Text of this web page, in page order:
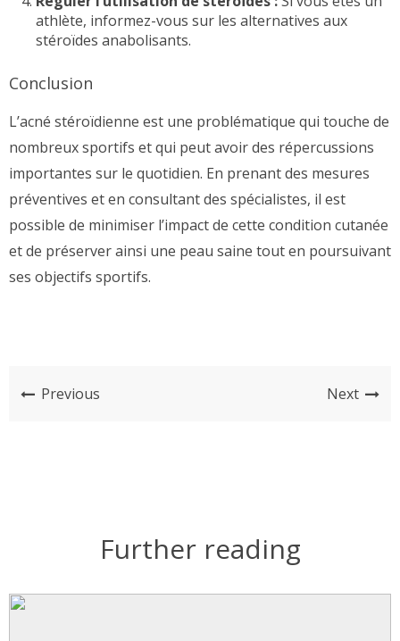
athlète, informez-vous sur les alternatives aux
stéroïdes anabolisants.
Conclusion
L’acné stéroïdienne est une problématique qui touche de
nombreux sportifs et qui peut avoir des répercussions
importantes sur le quotidien. En prenant des mesures
préventives et en consultant des spécialistes, il est
possible de minimiser l’impact de cette condition cutanée
et de préserver ainsi une peau saine tout en poursuivant
ses objectifs sportifs.
Previous Next
Further reading